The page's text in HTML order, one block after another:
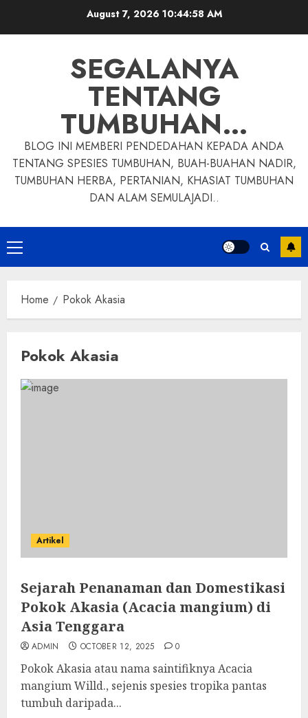
August 7, 2026 10:44:59 AM
SEGALANYA
TENTANG
TUMBUHAN…
BLOG INI MEMBERI PENDEDAHAN KEPADA ANDA
TENTANG SPESIES TUMBUHAN, BUAH-BUAHAN NADIR,
TUMBUHAN HERBA, PERTANIAN, KHASIAT TUMBUHAN
DAN ALAM SEMULAJADI..
Primary
Menu
Home Pokok Akasia
Pokok Akasia
Artikel
Sejarah Penanaman dan Domestikasi
Pokok Akasia (Acacia mangium) di
Asia Tenggara
ADMIN OCTOBER 12, 2025 0
Pokok Akasia atau nama saintifiknya Acacia
mangium Willd., sejenis spesies tropika pantas
tumbuh daripada...